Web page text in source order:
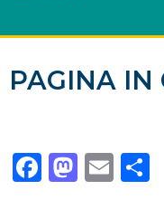
PAGINA IN
Facebook